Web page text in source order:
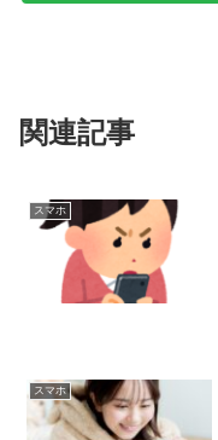
関連記事
スマホ
スマホ